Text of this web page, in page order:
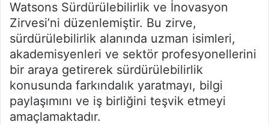
Watsons Sürdürülebilirlik ve İnovasyon
Zirvesi’ni düzenlemiştir. Bu zirve,
sürdürülebilirlik alanında uzman isimleri,
akademisyenleri ve sektör profesyonellerini
bir araya getirerek sürdürülebilirlik
konusunda farkındalık yaratmayı, bilgi
paylaşımını ve iş birliğini teşvik etmeyi
amaçlamaktadır.